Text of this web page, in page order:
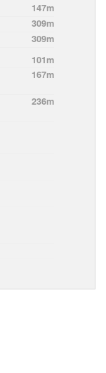
147m
309m
309m
101m
167m
236m